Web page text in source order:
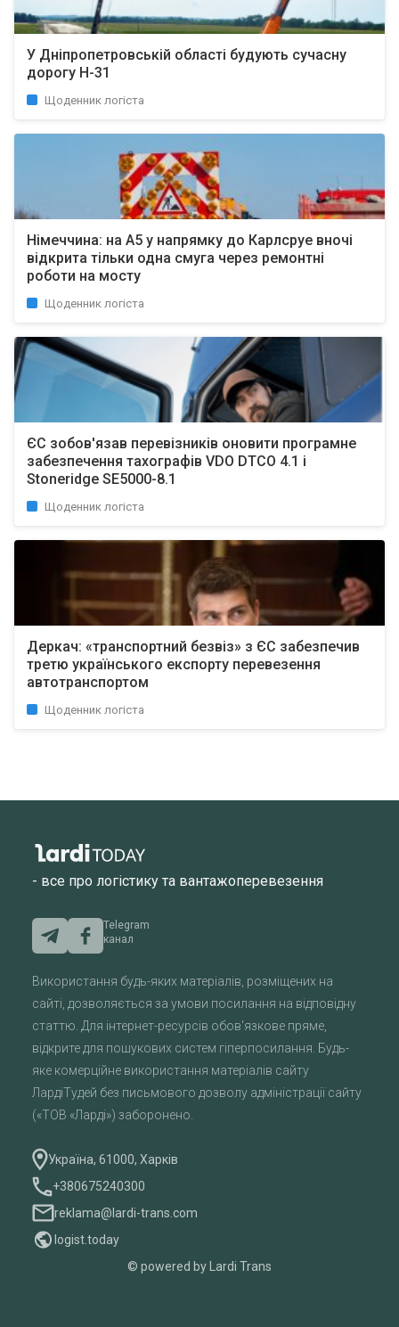
У Дніпропетровській області будують сучасну
дорогу Н-31
Щоденник логіста
Німеччина: на A5 у напрямку до Карлсруе вночі
відкрита тільки одна смуга через ремонтні
роботи на мосту
Щоденник логіста
ЄС зобов'язав перевізників оновити програмне
забезпечення тахографів VDO DTCO 4.1 і
Stoneridge SE5000-8.1
Щоденник логіста
Деркач: «транспортний безвіз» з ЄС забезпечив
третю українського експорту перевезення
автотранспортом
Щоденник логіста
- все про логістику та вантажоперевезення
Telegram
канал
Використання будь-яких матеріалів, розміщених на
сайті, дозволяється за умови посилання на відповідну
статтю. Для інтернет-ресурсів обов'язкове пряме,
відкрите для пошукових систем гіперпосилання. Будь-
яке комерційне використання матеріалів сайту
ЛардіТудей без письмового дозволу адміністрації сайту
(«ТОВ «Ларді») заборонено.
Україна, 61000, Харків
+380675240300
reklama@lardi-trans.com
logist.today
© powered by Lardi Trans